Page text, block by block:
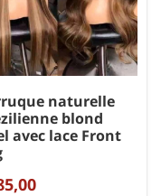
naturelle
blond
avec lace Front